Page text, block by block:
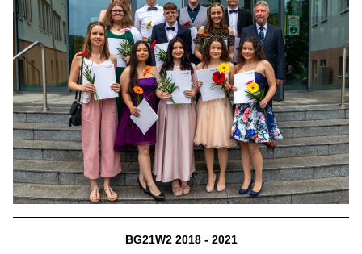
BG21W2 2018 - 2021